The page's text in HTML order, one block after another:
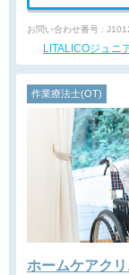
お問い合わせ番号 :
LITALICOジュニ
作業療法士(OT)
ホームケアク